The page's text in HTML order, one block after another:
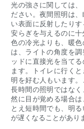
光の強さに関しては
ださい。夜間照明は
い表面に反射したり
安らぎを与えるのに
色の冷光よりも、暖
は、ライトの角度を
ッドに直接光を当て
ます。トイレに行く
明を好む人もいます
長時間の照明ではな
然に目が覚める場合
とえ短時間でも、明
が遅くなることがあり